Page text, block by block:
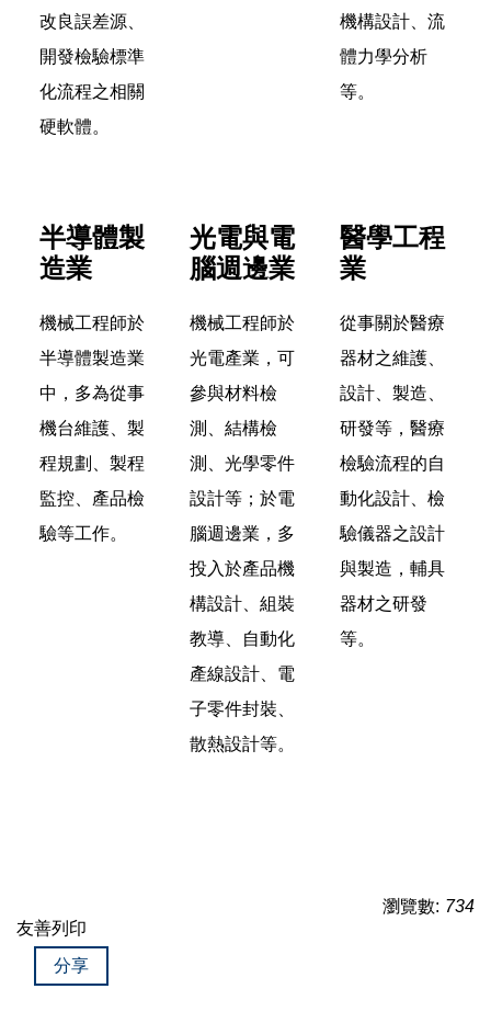
改良誤差源、
開發檢驗標準
化流程之相關
硬軟體。
機構設計、流
體力學分析
等。
半導體製
造業
機械工程師於
半導體製造業
中，多為從事
機台維護、製
程規劃、製程
監控、產品檢
驗等工作。
光電與電
腦週邊業
機械工程師於
光電產業，可
參與材料檢
測、結構檢
測、光學零件
設計等；於電
腦週邊業，多
投入於產品機
構設計、組裝
教導、自動化
產線設計、電
子零件封裝、
散熱設計等。
醫學工程
業
從事關於醫療
器材之維護、
設計、製造、
研發等，醫療
檢驗流程的自
動化設計、檢
驗儀器之設計
與製造，輔具
器材之研發
等。
瀏覽數: 734
友善列印
分享